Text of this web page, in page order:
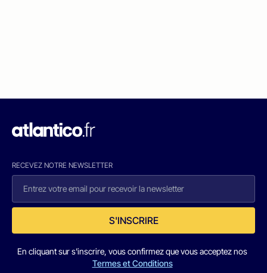
RECEVEZ NOTRE NEWSLETTER
S'INSCRIRE
En cliquant sur s'inscrire, vous confirmez que vous acceptez nos
Termes et Conditions